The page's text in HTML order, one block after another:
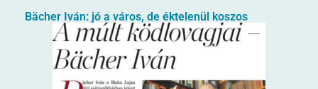
Bächer Iván: jó a város, de éktelenül koszos